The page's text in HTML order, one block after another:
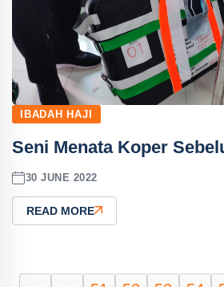
IBADAH HAJI
Seni Menata Koper
30 JUNE 2022
READ MORE